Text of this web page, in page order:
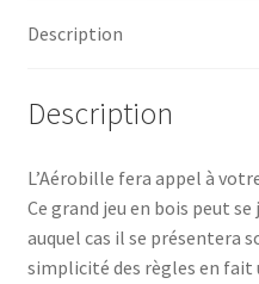
Description
Description
L’Aérobille fera appel à
Ce grand jeu en bois peut
auquel cas il se présentera
simplicité des règles en fait